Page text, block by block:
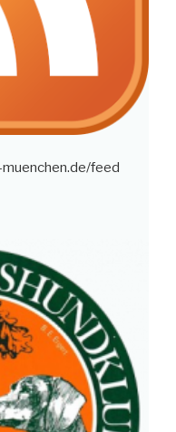
feed